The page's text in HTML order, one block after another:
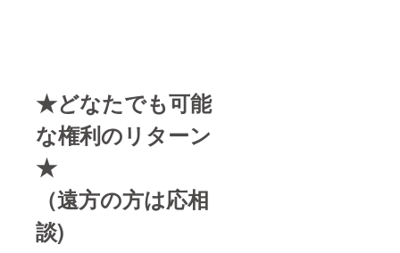
★どなたでも可能
な権利のリターン
★
（遠方の方は応相
談)